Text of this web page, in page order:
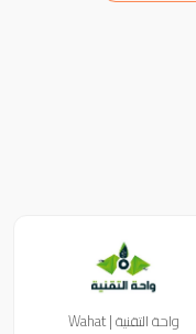
واحة التقنية | Wahat